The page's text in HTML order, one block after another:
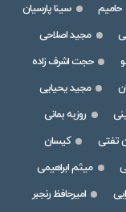
حامیم
سینا پارسیان
مجید اصلاحی
حجت اشرف زاده
مجید یحیایی
روزبه بمانی
تفتی
کیسان
میثم ابراهیمی
امیرحافظ رنجبر